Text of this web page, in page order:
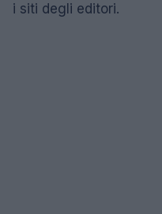
i siti degli editori.